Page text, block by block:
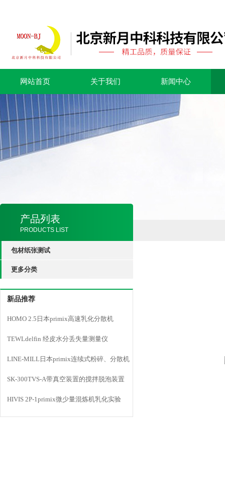
网站首页 关于我们 新闻中心
产品列表
PRODUCTS LIST
包材纸张测试
更多分类
新品推荐
HOMO 2.5日本primix高速乳化分散机
TEWLdelfin 经皮水分丢失量测量仪
LINE-MILL日本primix连续式粉碎、分散机
LINE MILL
SK-300TVS-A带真空装置的搅拌脱泡装置
HIVIS 2P-1primix微少量混炼机乳化实验